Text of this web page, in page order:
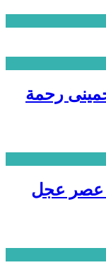
رحمة
عصر عجل